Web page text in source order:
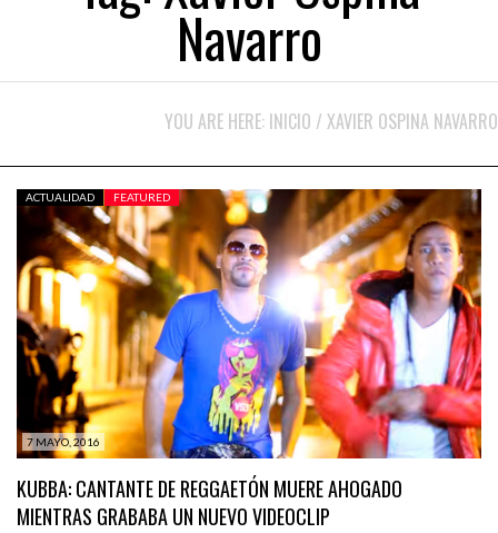
Navarro
YOU ARE HERE: INICIO / XAVIER OSPINA NAVARRO
7 MAYO, 2016
ACTUALIDAD FEATURED
KUBBA: CANTANTE DE REGGAETÓN MUERE AHOGADO
MIENTRAS GRABABA UN NUEVO VIDEOCLIP